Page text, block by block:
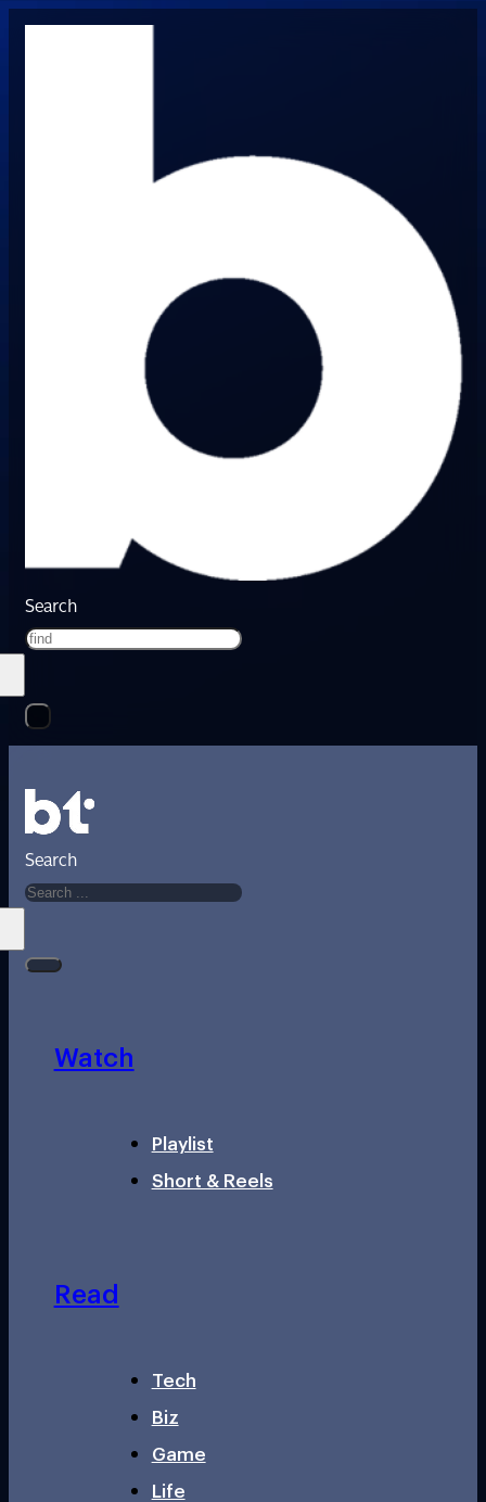
Search
Search
Watch
Playlist
Short & Reels
Read
Tech
Biz
Game
Life